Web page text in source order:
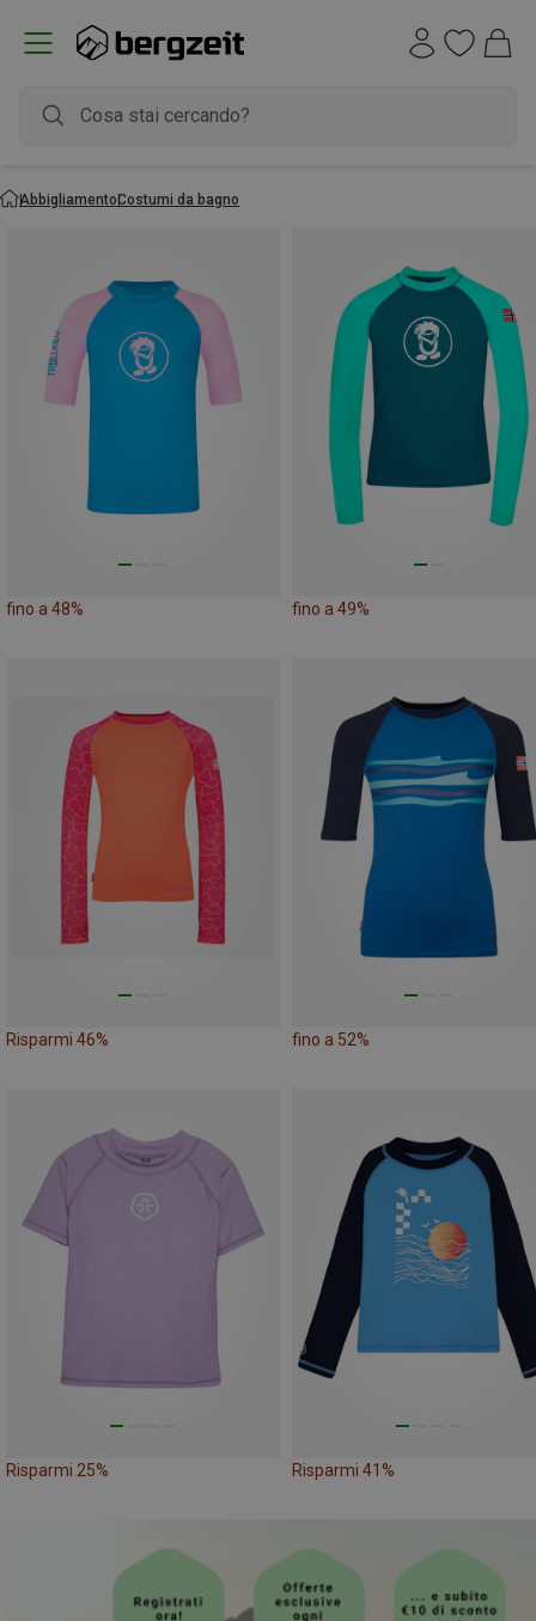
AbbigliamentoCostumi da bagno
fino a 48% fino a 49%
Risparmi 46% fino a 52%
Risparmi 25% Risparmi 41%